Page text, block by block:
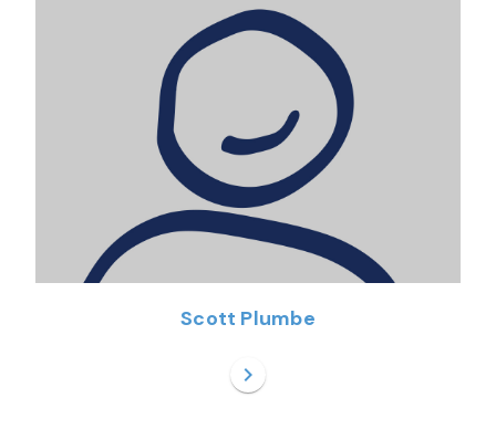
Scott Plumbe
chevron_right